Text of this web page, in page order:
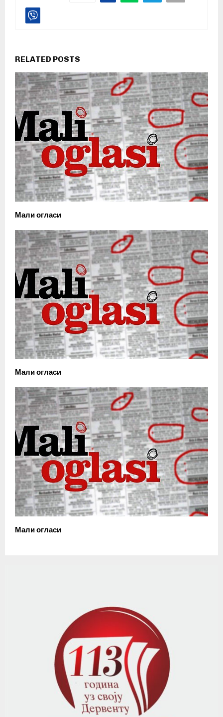
RELATED POSTS
Мали огласи
Мали огласи
Мали огласи